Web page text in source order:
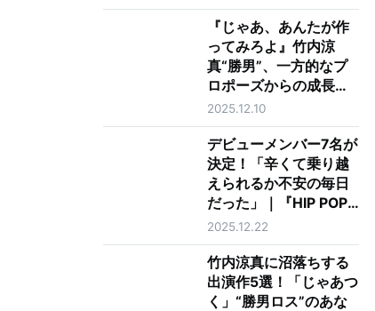
『じゃあ、あんたが作
ってみろよ』竹内涼
真“勝男”、一方的なプ
ロポーズからの成長に
涙 最終回で夏帆“鮎
美”に告げた最上級の愛
とは
2025.12.10
デビューメンバー7名が
決定！「辛くて乗り越
えられるか不安の毎日
だった」｜『HIP POP
Princess』最終回レビ
ュー
2025.12.22
竹内涼真に沼落ちする
出演作5選！「じゃあつ
く」“勝男ロス”のあな